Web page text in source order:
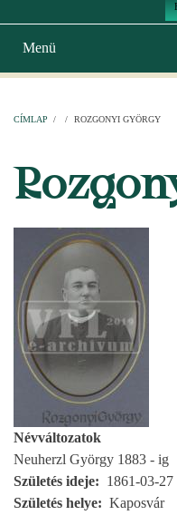
Main
navigation
Menü
CÍMLAP / / ROZGONYI GYÖRGY
Névváltozatok
Neuherzl György 1883 - ig
Születés ideje
1861-03-27
Születés helye
Kaposvár